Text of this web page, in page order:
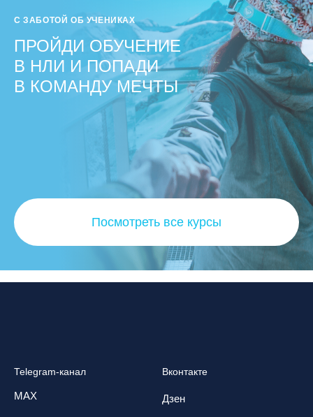
С ЗАБОТОЙ ОБ УЧЕНИКАХ
ПРОЙДИ ОБУЧЕНИЕ
В НЛИ И ПОПАДИ
В КОМАНДУ МЕЧТЫ
Посмотреть все курсы
Telegram-канал Вконтакте
MAX Дзен